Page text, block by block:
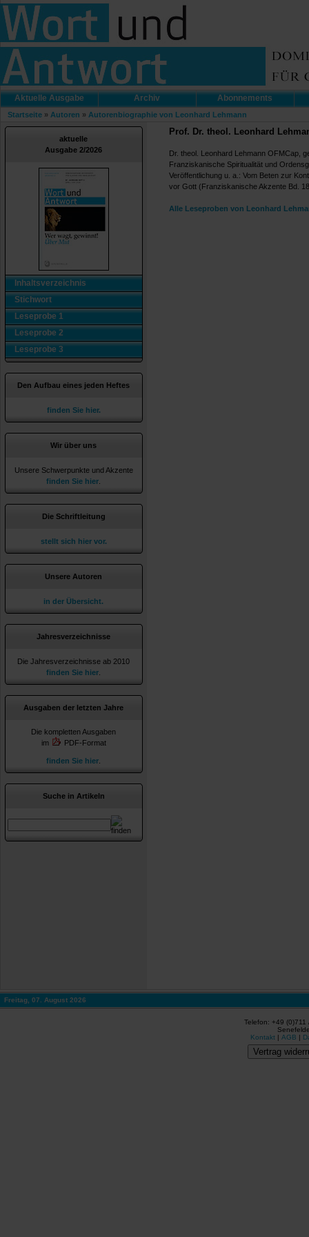
Aktuelle Ausgabe Archiv Abonnements
Startseite » Autoren » Autorenbiographie von Leonhard Lehmann
aktuelle
Ausgabe 2/2026
Inhaltsverzeichnis
Stichwort
Leseprobe 1
Leseprobe 2
Leseprobe 3
Den Aufbau eines jeden Heftes
finden Sie hier.
Wir über uns
Unsere Schwerpunkte und Akzente
finden Sie hier
Die Schriftleitung
stellt sich hier vor.
Unsere Autoren
in der Übersicht.
Jahresverzeichnisse
Die Jahresverzeichnisse ab 2010
finden Sie hier
Ausgaben der letzten Jahre
Die kompletten Ausgaben
im
PDF-Format
finden Sie hier
Suche in Artikeln
Prof. Dr. theol. Leonhard
Dr. theol. Leonhard Lehmann OFMCap,
Franziskanische Spiritualität und
Veröffentlichung u. a.: Vom Beten zur
vor Gott (Franziskanische Akzente Bd.
Alle Leseproben von Leonhard
Freitag, 07. August 2026
Telefon: +49
Kontakt | AGB |
Vertrag